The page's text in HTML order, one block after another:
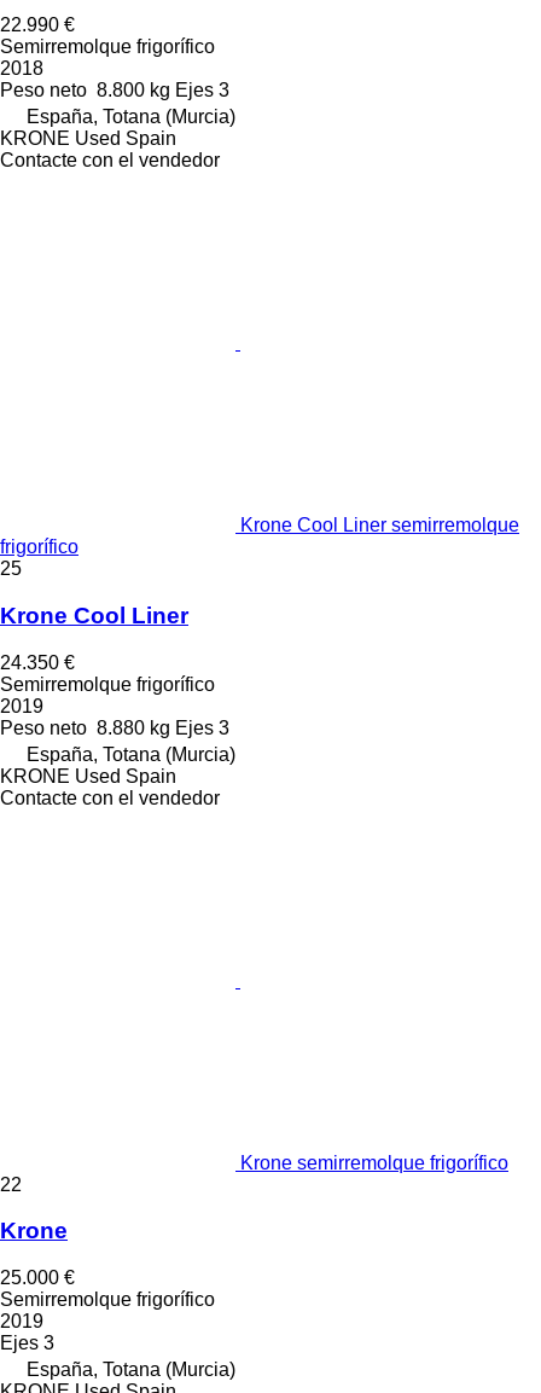
22.990 €
Semirremolque frigorífico
2018
Peso neto 8.800 kg Ejes 3
España, Totana (Murcia)
KRONE Used Spain
Contacte con el vendedor
Krone Cool Liner semirremolque
frigorífico
25
Krone Cool Liner
24.350 €
Semirremolque frigorífico
2019
Peso neto 8.880 kg Ejes 3
España, Totana (Murcia)
KRONE Used Spain
Contacte con el vendedor
Krone semirremolque frigorífico
22
Krone
25.000 €
Semirremolque frigorífico
2019
Ejes 3
España, Totana (Murcia)